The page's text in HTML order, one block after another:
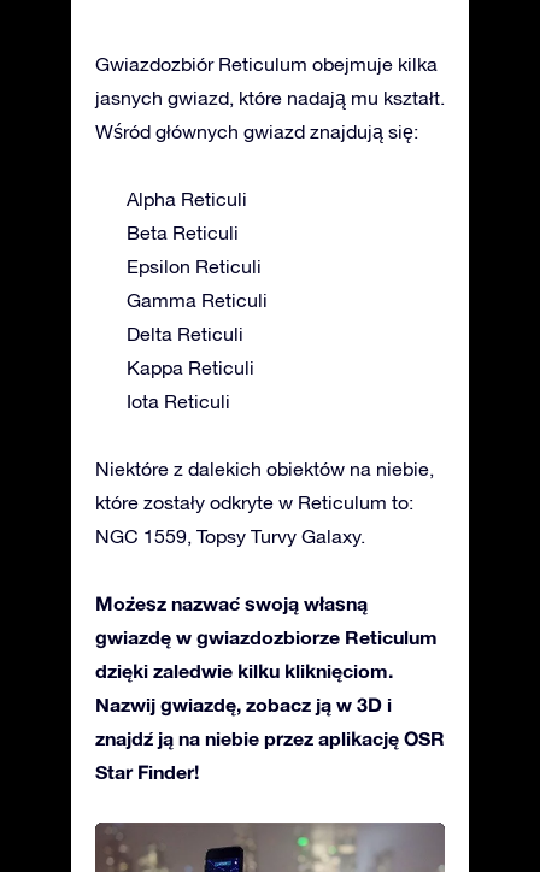
Gwiazdozbiór Reticulum obejmuje kilka
jasnych gwiazd, które nadają mu kształt.
Wśród głównych gwiazd znajdują się:
Alpha Reticuli
Beta Reticuli
Epsilon Reticuli
Gamma Reticuli
Delta Reticuli
Kappa Reticuli
Iota Reticuli
Niektóre z dalekich obiektów na niebie,
które zostały odkryte w Reticulum to:
NGC 1559, Topsy Turvy Galaxy.
Możesz nazwać swoją własną
gwiazdę w gwiazdozbiorze Reticulum
dzięki zaledwie kilku kliknięciom.
Nazwij gwiazdę, zobacz ją w 3D i
znajdź ją na niebie przez aplikację OSR
Star Finder!